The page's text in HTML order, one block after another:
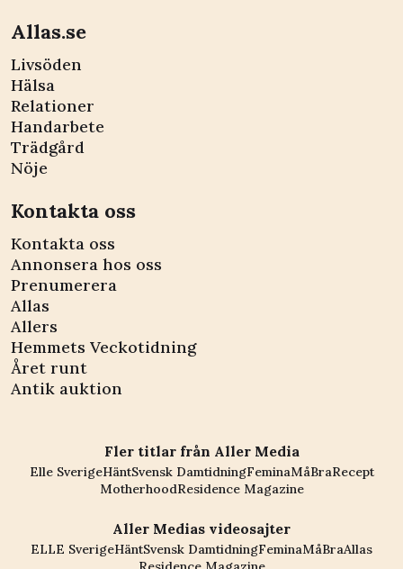
Allas.se
Livsöden
Hälsa
Relationer
Handarbete
Trädgård
Nöje
Kontakta oss
Kontakta oss
Annonsera hos oss
Prenumerera
Allas
Allers
Hemmets Veckotidning
Året runt
Antik auktion
Fler titlar från Aller Media
Elle SverigeHäntSvensk DamtidningFeminaMåBraRecept
MotherhoodResidence Magazine
Aller Medias videosajter
ELLE SverigeHäntSvensk DamtidningFeminaMåBraAllas